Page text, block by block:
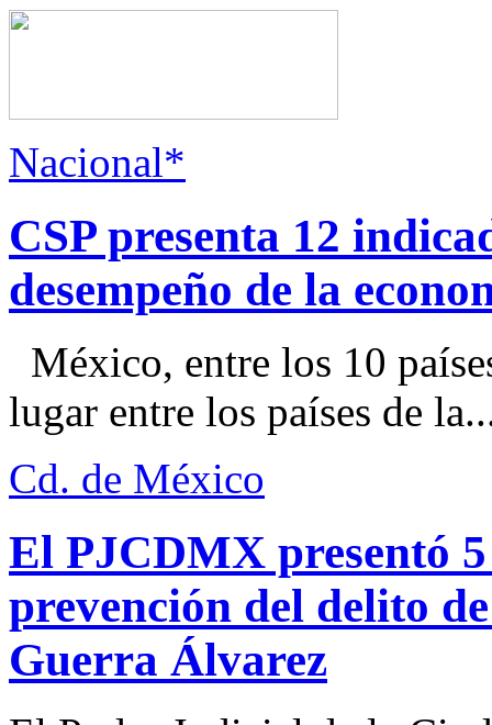
Nacional*
CSP presenta 12
desempeño de la
México, entre los 10
lugar entre los países de
Cd. de México
El PJCDMX presentó
prevención del delito
Guerra Álvarez